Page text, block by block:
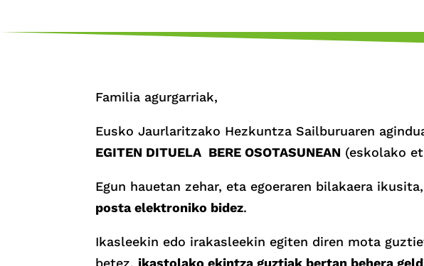
Familia agurgarriak,
Eusko Jaurlaritzako Hezkuntza Sailburuaren
EGITEN DITUELA BERE OSOTASUNEAN (eskolako
Egun hauetan zehar, eta egoeraren bilakaera ikusita,
posta elektroniko bidez.
Ikasleekin edo irakasleekin egiten diren mota
betez,ikastolako ekintza guztiak bertan behera